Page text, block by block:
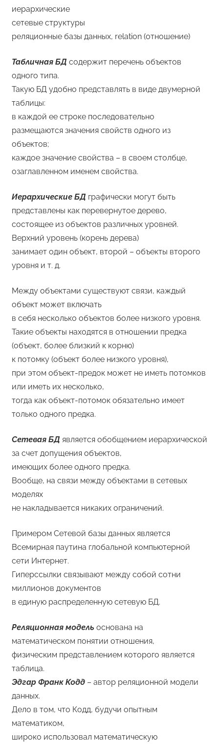
иерархические
сетевые структуры
реляционные базы данных, relation (отношение)
Табличная БД содержит перечень объектов
одного типа.
Такую БД удобно представлять в виде двумерной
таблицы:
в каждой ее строке последовательно
размещаются значения свойств одного из
объектов;
каждое значение свойства – в своем столбце,
озаглавленном именем свойства.
Иерархические БД графически могут быть
представлены как перевернутое дерево,
состоящее из объектов различных уровней.
Верхний уровень (корень дерева)
занимает один объект, второй – объекты второго
уровня и т. д.
Между объектами существуют связи, каждый
объект может включать
в себя несколько объектов более низкого уровня.
Такие объекты находятся в отношении предка
(объект, более близкий к корню)
к потомку (объект более низкого уровня),
при этом объект-предок может не иметь потомков
или иметь их несколько,
тогда как объект-потомок обязательно имеет
только одного предка.
Сетевая БД является обобщением иерархической
за счет допущения объектов,
имеющих более одного предка.
Вообще, на связи между объектами в сетевых
моделях
не накладывается никаких ограничений.
Примером Сетевой базы данных является
Всемирная паутина глобальной компьютерной
сети Интернет.
Гиперссылки связывают между собой сотни
миллионов документов
в единую распределенную сетевую БД.
Реляционная модель основана на
математическом понятии отношения,
физическим представлением которого является
таблица.
Эдгар Франк Кодд – автор реляционной модели
данных.
Дело в том, что Кодд, будучи опытным
математиком,
широко использовал математическую